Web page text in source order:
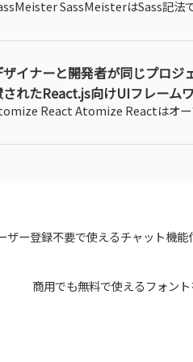
SassMeisterはSass記法
ザイナーと開発者が同じプロジ
されたReact.js向けUIフレーム
React Atomize Reactはオー
ザー登録不要で使えるチャット機
商用でも無料で使えるフォン